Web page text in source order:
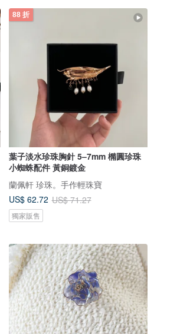
88 折
葉子淡水珍珠胸針 5–7mm 橢圓珍珠
小蜘蛛配件 黃銅鍍金
蘭佩軒 珍珠。手作輕珠寶
US$ 62.72 US$ 71.27
獨家販售